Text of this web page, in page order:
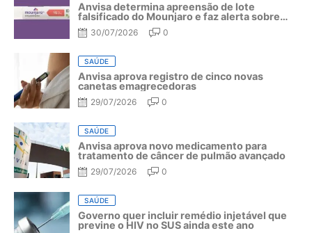
Anvisa determina apreensão de lote
falsificado do Mounjaro e faz alerta sobre
riscos do medicamento
30/07/2026 0
SAÚDE
Anvisa aprova registro de cinco novas
canetas emagrecedoras
29/07/2026 0
SAÚDE
Anvisa aprova novo medicamento para
tratamento de câncer de pulmão avançado
29/07/2026 0
SAÚDE
Governo quer incluir remédio injetável que
previne o HIV no SUS ainda este ano